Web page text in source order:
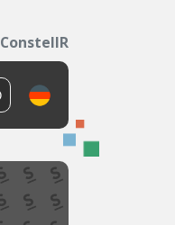
ConstellR